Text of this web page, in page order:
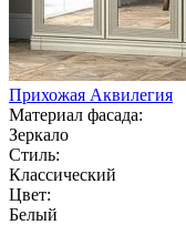
Прихожая Аквилегия
Материал фасада:
Зеркало
Стиль:
Классический
Цвет:
Белый